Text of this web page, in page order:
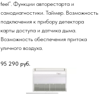
feel”. Функции авторестарта и
самодиагностики. Таймер. Возможность
подключения к прибору детектора
карты доступа и датчика дыма.
Возможность обеспечения притока
уличного воздуха.
95 290 руб.